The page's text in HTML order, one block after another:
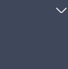
seta_baixo